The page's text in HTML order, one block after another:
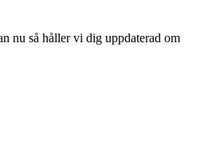
nu så håller vi dig uppdaterad om